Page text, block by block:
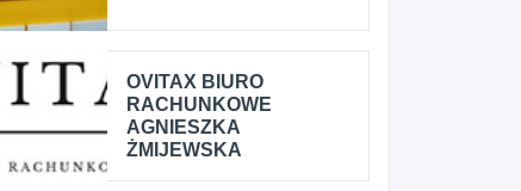
OVITAX BIURO
RACHUNKOWE
AGNIESZKA
ŻMIJEWSKA